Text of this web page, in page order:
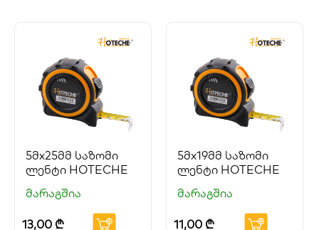
5მx25მმ საზომი
ლენტი HOTECHE
მარაგშია
13,00 ₾
5მx19მმ საზომი
ლენტი HOTECHE
მარაგშია
11,00 ₾